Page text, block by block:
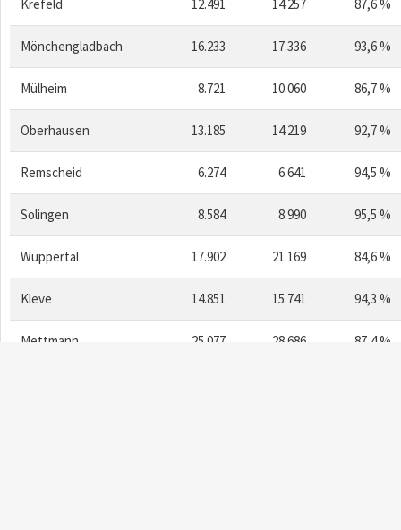
Krefeld 12.491 14.257 87,6 %
Mönchengladbach 16.233 17.336 93,6 %
Mülheim 8.721 10.060 86,7 %
Oberhausen 13.185 14.219 92,7 %
Remscheid 6.274 6.641 94,5 %
Solingen 8.584 8.990 95,5 %
Wuppertal 17.902 21.169 84,6 %
Kleve 14.851 15.741 94,3 %
Mettmann 25.077 28.686 87,4 %